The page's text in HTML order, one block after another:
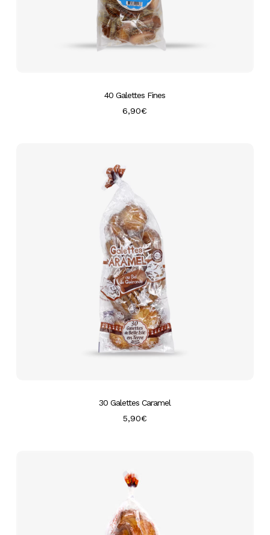
40 Galettes Fines
6,90€
30 Galettes Caramel
5,90€